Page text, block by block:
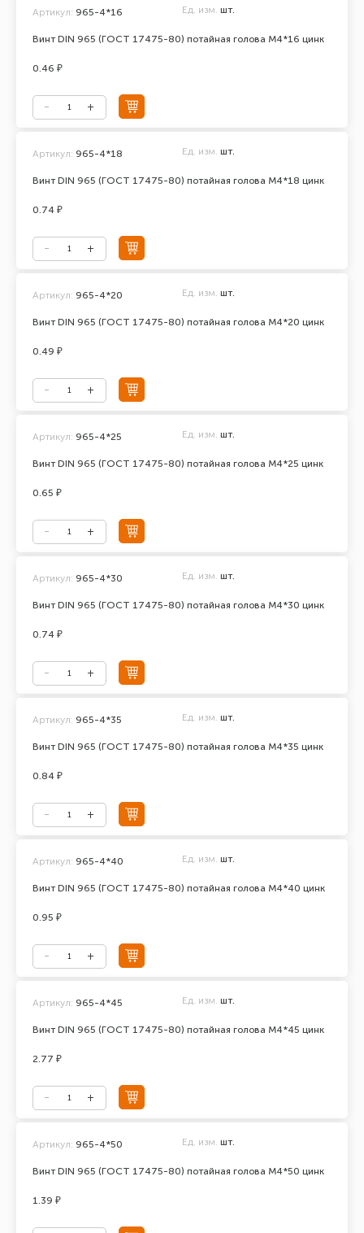
Винт DIN 965 (ГОСТ 17475-80) потайная голова М4*16 цинк
Артикул: 965-4*16 Ед. изм. шт.
0.46 ₽
Винт DIN 965 (ГОСТ 17475-80) потайная голова М4*18 цинк
Артикул: 965-4*18 Ед. изм. шт.
0.74 ₽
Винт DIN 965 (ГОСТ 17475-80) потайная голова М4*20 цинк
Артикул: 965-4*20 Ед. изм. шт.
0.49 ₽
Винт DIN 965 (ГОСТ 17475-80) потайная голова М4*25 цинк
Артикул: 965-4*25 Ед. изм. шт.
0.65 ₽
Винт DIN 965 (ГОСТ 17475-80) потайная голова М4*30 цинк
Артикул: 965-4*30 Ед. изм. шт.
0.74 ₽
Винт DIN 965 (ГОСТ 17475-80) потайная голова М4*35 цинк
Артикул: 965-4*35 Ед. изм. шт.
0.84 ₽
Винт DIN 965 (ГОСТ 17475-80) потайная голова М4*40 цинк
Артикул: 965-4*40 Ед. изм. шт.
0.95 ₽
Винт DIN 965 (ГОСТ 17475-80) потайная голова М4*45 цинк
Артикул: 965-4*45 Ед. изм. шт.
2.77 ₽
Винт DIN 965 (ГОСТ 17475-80) потайная голова М4*50 цинк
Артикул: 965-4*50 Ед. изм. шт.
1.39 ₽